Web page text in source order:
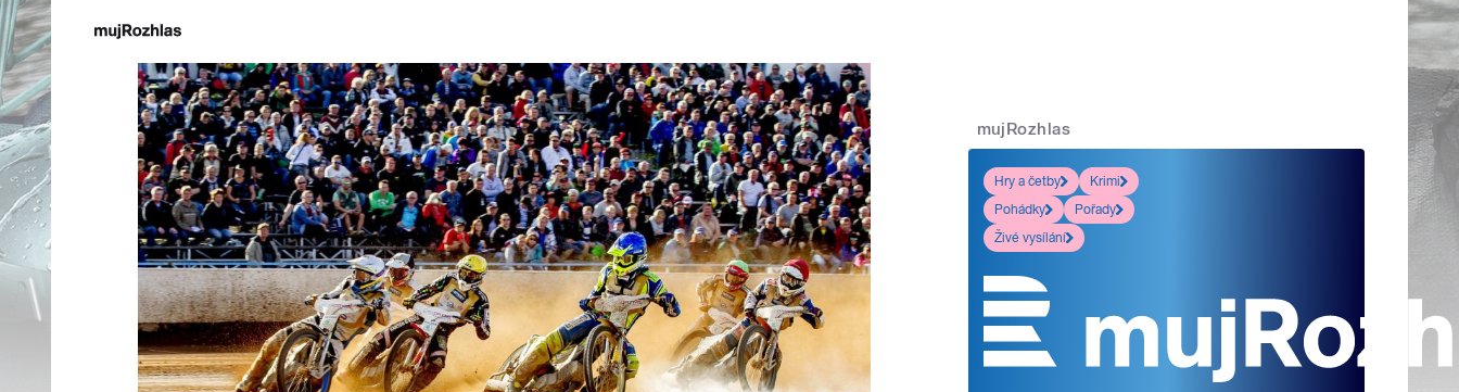
mujRozhlas
Hry a četby
Krimi
Pohádky
Pořady
Živé vysílání